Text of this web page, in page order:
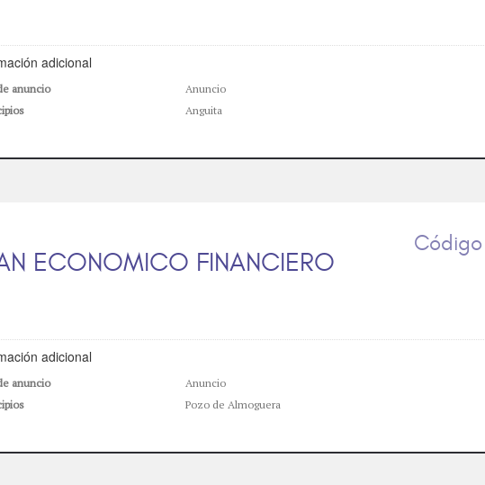
adicional
anuncio
Anuncio
Anguita
ECONOMICO FINANCIERO
adicional
anuncio
Anuncio
Pozo de Almoguera